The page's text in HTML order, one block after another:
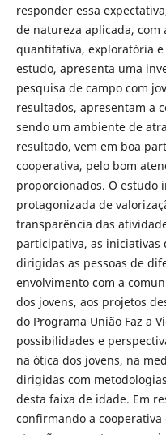
responder essa
de natureza aplicada,
quantitativa, exploratória
estudo, apresenta uma
pesquisa de campo com
resultados, apresentam a
sendo um ambiente de
resultado, vem em boa
cooperativa, pelo bom
proporcionados. O estudo
protagonizada de
transparência das
participativa, as iniciativas
dirigidas as pessoas de
envolvimento com a
dos jovens, aos projetos
do Programa União Faz a
possibilidades e
na ótica dos jovens, na
dirigidas com
desta faixa de idade. Em
confirmando a